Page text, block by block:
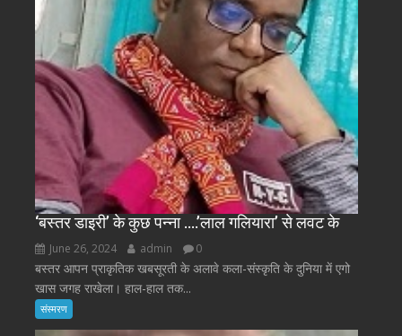
‘बस्तर डाइरी’ के कुछ पन्ना ….’लाल गलियारा’ से लवट के
June 26, 2024 admin 0
बस्तर आपन प्राकृतिक खबसूरती के अलावे कला-संस्कृति के दुनिया में एगो
खास जगह राखेला। हाल-हाल तक...
संस्मरण